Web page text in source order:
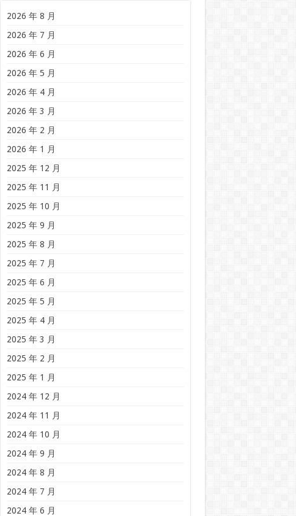
2026 年 8 月
2026 年 7 月
2026 年 6 月
2026 年 5 月
2026 年 4 月
2026 年 3 月
2026 年 2 月
2026 年 1 月
2025 年 12 月
2025 年 11 月
2025 年 10 月
2025 年 9 月
2025 年 8 月
2025 年 7 月
2025 年 6 月
2025 年 5 月
2025 年 4 月
2025 年 3 月
2025 年 2 月
2025 年 1 月
2024 年 12 月
2024 年 11 月
2024 年 10 月
2024 年 9 月
2024 年 8 月
2024 年 7 月
2024 年 6 月